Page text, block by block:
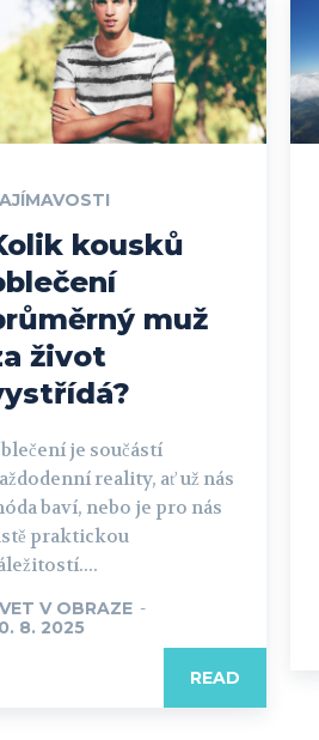
kousků
muž
život
je součástí
reality, ať už nás
baví, nebo je pro nás
praktickou
V OBRAZE -
8. 2025
READ